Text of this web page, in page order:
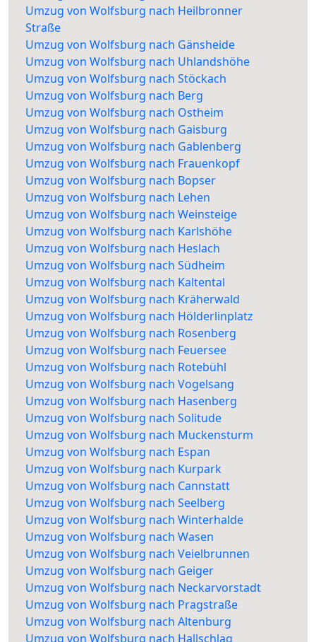
Umzug von Wolfsburg nach Heilbronner
Straße
Umzug von Wolfsburg nach Gänsheide
Umzug von Wolfsburg nach Uhlandshöhe
Umzug von Wolfsburg nach Stöckach
Umzug von Wolfsburg nach Berg
Umzug von Wolfsburg nach Ostheim
Umzug von Wolfsburg nach Gaisburg
Umzug von Wolfsburg nach Gablenberg
Umzug von Wolfsburg nach Frauenkopf
Umzug von Wolfsburg nach Bopser
Umzug von Wolfsburg nach Lehen
Umzug von Wolfsburg nach Weinsteige
Umzug von Wolfsburg nach Karlshöhe
Umzug von Wolfsburg nach Heslach
Umzug von Wolfsburg nach Südheim
Umzug von Wolfsburg nach Kaltental
Umzug von Wolfsburg nach Kräherwald
Umzug von Wolfsburg nach Hölderlinplatz
Umzug von Wolfsburg nach Rosenberg
Umzug von Wolfsburg nach Feuersee
Umzug von Wolfsburg nach Rotebühl
Umzug von Wolfsburg nach Vogelsang
Umzug von Wolfsburg nach Hasenberg
Umzug von Wolfsburg nach Solitude
Umzug von Wolfsburg nach Muckensturm
Umzug von Wolfsburg nach Espan
Umzug von Wolfsburg nach Kurpark
Umzug von Wolfsburg nach Cannstatt
Umzug von Wolfsburg nach Seelberg
Umzug von Wolfsburg nach Winterhalde
Umzug von Wolfsburg nach Wasen
Umzug von Wolfsburg nach Veielbrunnen
Umzug von Wolfsburg nach Geiger
Umzug von Wolfsburg nach Neckarvorstadt
Umzug von Wolfsburg nach Pragstraße
Umzug von Wolfsburg nach Altenburg
Umzug von Wolfsburg nach Hallschlag